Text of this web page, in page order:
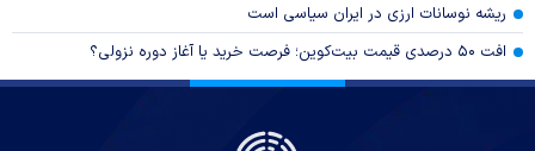
ریشه نوسانات ارزی در ایران سیاسی است
افت ۵۰ درصدی قیمت بیت‌کوین؛ فرصت خرید یا آغاز دوره نزولی؟